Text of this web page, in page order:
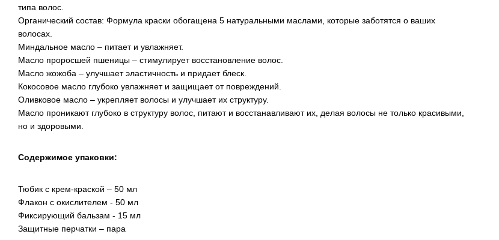
типа волос.
Органический состав: Формула краски обогащена 5 натуральными маслами, которые заботятся о ваших
волосах.
Миндальное масло – питает и увлажняет.
Масло проросшей пшеницы – стимулирует восстановление волос.
Масло жожоба – улучшает эластичность и придает блеск.
Кокосовое масло глубоко увлажняет и защищает от повреждений.
Оливковое масло – укрепляет волосы и улучшает их структуру.
Масло проникают глубоко в структуру волос, питают и восстанавливают их, делая волосы не только красивыми,
но и здоровыми.
Содержимое упаковки:
Тюбик с крем-краской – 50 мл
Флакон с окислителем - 50 мл
Фиксирующий бальзам - 15 мл
Защитные перчатки – пара